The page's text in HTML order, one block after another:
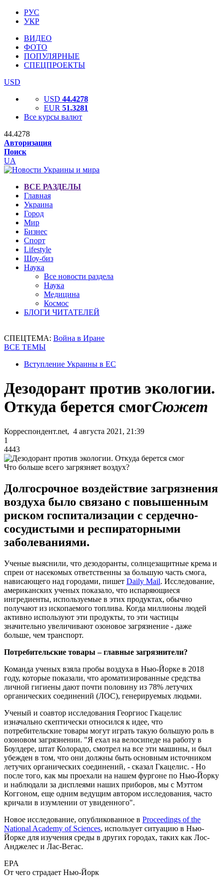
РУС
УКР
ВИДЕО
ФОТО
ПОПУЛЯРНЫЕ
СПЕЦПРОЕКТЫ
USD
USD 44.4278
EUR 51.3281
Все курсы валют
44.4278
Авторизация
Поиск
UA
ВСЕ РАЗДЕЛЫ
Главная
Украина
Город
Мир
Бизнес
Спорт
Lifestyle
Шоу-биз
Наука
Все новости раздела
Наука
Медицина
Космос
БЛОГИ ЧИТАТЕЛЕЙ
СПЕЦТЕМА: Война в Иране
ВСЕ ТЕМЫ
Вступление Украины в ЕС
Дезодорант против экологии.
Откуда берется смогСюжет
Корреспондент.net, 4 августа 2021, 21:39
1
4443
Что больше всего загрязняет воздух?
Долгосрочное воздействие загрязнения
воздуха было связано с повышенным
риском госпитализации с сердечно-
сосудистыми и респираторными
заболеваниями.
Ученые выяснили, что дезодоранты, солнцезащитные крема и
спреи от насекомых ответственны за большую часть смога,
нависающего над городами, пишет Daily Mail. Исследование,
американских ученых показало, что испаряющиеся
ингредиенты, используемые в этих продуктах, обычно
получают из ископаемого топлива. Когда миллионы людей
активно используют эти продукты, то эти частицы
значительно увеличивают озоновое загрязнение - даже
больше, чем транспорт.
Потребительские товары – главные загрязнители?
Команда ученых взяла пробы воздуха в Нью-Йорке в 2018
году, которые показали, что ароматизированные средства
личной гигиены дают почти половину из 78% летучих
органических соединений (ЛОС), генерируемых людьми.
Ученый и соавтор исследования Георгиос Гкацелис
изначально скептически относился к идее, что
потребительские товары могут играть такую большую роль в
озоновом загрязнении. "Я ехал на велосипеде на работу в
Боулдере, штат Колорадо, смотрел на все эти машины, и был
убежден в том, что они должны быть основным источником
летучих органических соединений, - сказал Гкацелис. - Но
после того, как мы проехали на нашем фургоне по Нью-Йорку
и наблюдали за дисплеями наших приборов, мы с Мэттом
Коггоном, еще одним ведущим автором исследования, часто
кричали в изумлении от увиденного".
Новое исследование, опубликованное в Proceedings of the
National Academy of Sciences, использует ситуацию в Нью-
Йорке для изучения среды в других городах, таких как Лос-
Анджелес и Лас-Вегас.
EPA
От чего страдает Нью-Йорк